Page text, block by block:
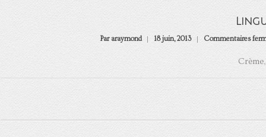
Par araymond 18 juin, 2013 Commentaires